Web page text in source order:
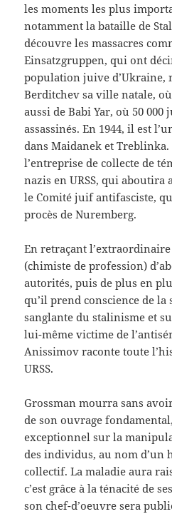
les moments les plus
notamment la bataille de
découvre les massacres
Einsatzgruppen, qui ont
population juive d’Ukraine,
Berditchev sa ville natale,
aussi de Babi Yar, où 50
assassinés. En 1944, il est
dans Maidanek et
l’entreprise de collecte de
nazis en URSS, qui
le Comité juif antifasciste,
procès de Nuremberg.
En retraçant
(chimiste de profession)
autorités, puis de plus en
qu’il prend conscience de
sanglante du stalinisme et
lui-même victime de
Anissimov raconte toute
URSS.
Grossman mourra sans
de son ouvrage
exceptionnel sur la
des individus, au nom d’un
collectif. La maladie aura
c’est grâce à la ténacité de
son chef-d’oeuvre sera